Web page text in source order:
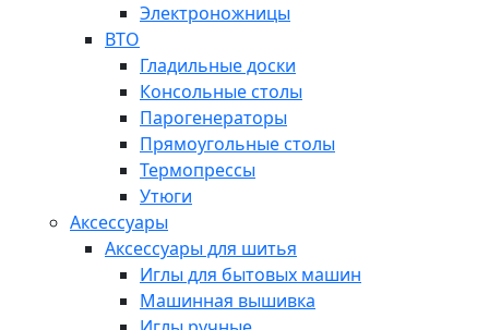
Электроножницы
ВТО
Гладильные доски
Консольные столы
Парогенераторы
Прямоугольные столы
Термопрессы
Утюги
Аксессуары
Аксессуары для шитья
Иглы для бытовых машин
Машинная вышивка